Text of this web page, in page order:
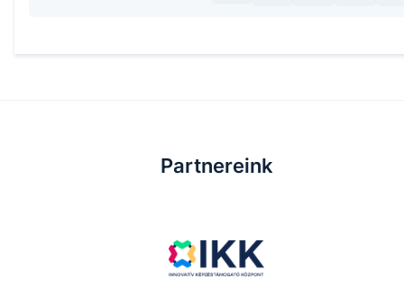
Partnereink